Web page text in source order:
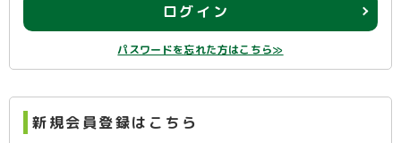
ログイン
パスワードを忘れた方はこちら≫
新規会員登録はこちら